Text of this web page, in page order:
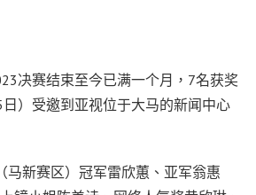
决赛结束至今已满一个月，7名获奖
）受邀到亚视位于大马的新闻中心
马新赛区）冠军雷欣蕙、亚军翁惠